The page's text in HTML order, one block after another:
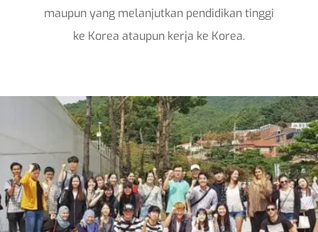
maupun yang melanjutkan pendidikan tinggi
ke Korea ataupun kerja ke Korea.